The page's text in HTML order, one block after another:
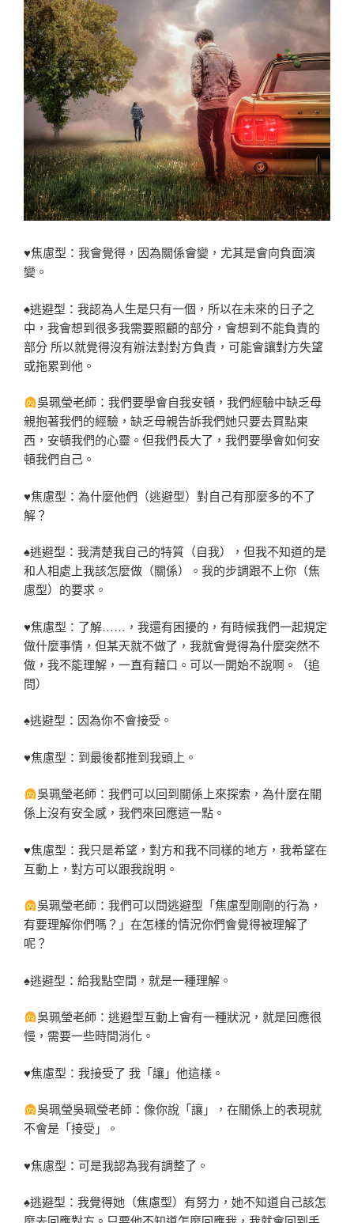
♥焦慮型：我會覺得，因為關係會變，尤其是會向負面演
變。
♠逃避型：我認為人生是只有一個，所以在未來的日子之
中，我會想到很多我需要照顧的部分，會想到不能負責的
部分 所以就覺得沒有辦法對對方負責，可能會讓對方失望
或拖累到他。
吳珮瑩老師：我們要學會自我安頓，我們經驗中缺乏母
親抱著我們的經驗，缺乏母親告訴我們她只要去買點東
西，安頓我們的心靈。但我們長大了，我們要學會如何安
頓我們自己。
♥焦慮型：為什麼他們（逃避型）對自己有那麼多的不了
解？
♠逃避型：我清楚我自己的特質（自我），但我不知道的是
和人相處上我該怎麼做（關係）。我的步調跟不上你（焦
慮型）的要求。
♥焦慮型：了解……，我還有困擾的，有時候我們一起規定
做什麼事情，但某天就不做了，我就會覺得為什麼突然不
做，我不能理解，一直有藉口。可以一開始不說啊。（追
問）
♠逃避型：因為你不會接受。
♥焦慮型：到最後都推到我頭上。
吳珮瑩老師：我們可以回到關係上來探索，為什麼在關
係上沒有安全感，我們來回應這一點。
♥焦慮型：我只是希望，對方和我不同樣的地方，我希望在
互動上，對方可以跟我說明。
吳珮瑩老師：我們可以問逃避型「焦慮型剛剛的行為，
有要理解你們嗎？」在怎樣的情況你們會覺得被理解了
呢？
♠逃避型：給我點空間，就是一種理解。
吳珮瑩老師：逃避型互動上會有一種狀況，就是回應很
慢，需要一些時間消化。
♥焦慮型：我接受了 我「讓」他這樣。
吳珮瑩吳珮瑩老師：像你說「讓」，在關係上的表現就
不會是「接受」。
♥焦慮型：可是我認為我有調整了。
♠逃避型：我覺得她（焦慮型）有努力，她不知道自己該怎